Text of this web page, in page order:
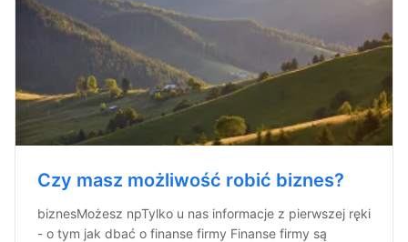
Czy masz możliwość robić biznes?
biznesMożesz npTylko u nas informacje z pierwszej ręki
- o tym jak dbać o finanse firmy Finanse firmy są